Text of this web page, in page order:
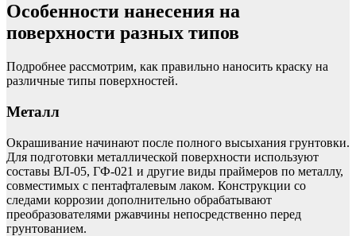
Особенности нанесения на
поверхности разных типов
Подробнее рассмотрим, как правильно наносить краску на
различные типы поверхностей.
Металл
Окрашивание начинают после полного высыхания грунтовки.
Для подготовки металлической поверхности используют
составы ВЛ-05, ГФ-021 и другие виды праймеров по металлу,
совместимых с пентафталевым лаком. Конструкции со
следами коррозии дополнительно обрабатывают
преобразователями ржавчины непосредственно перед
грунтованием.